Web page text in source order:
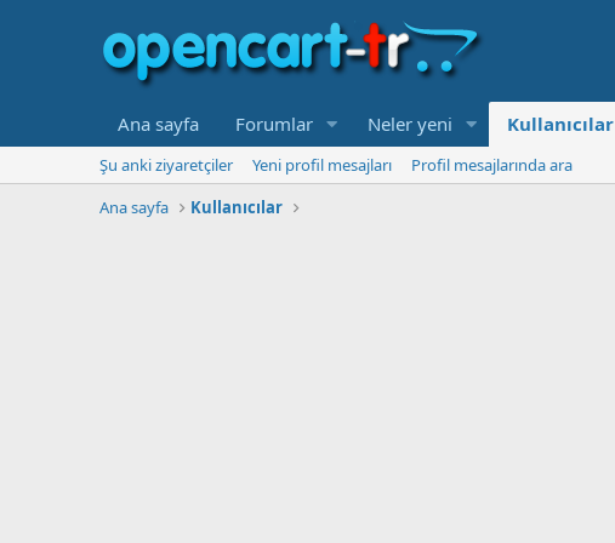
Ana sayfa Forumlar Neler yeni Kullanıcılar
Şu anki ziyaretçiler Yeni profil mesajları
Profil mesajlarında ara
Ana sayfa
Kullanıcılar